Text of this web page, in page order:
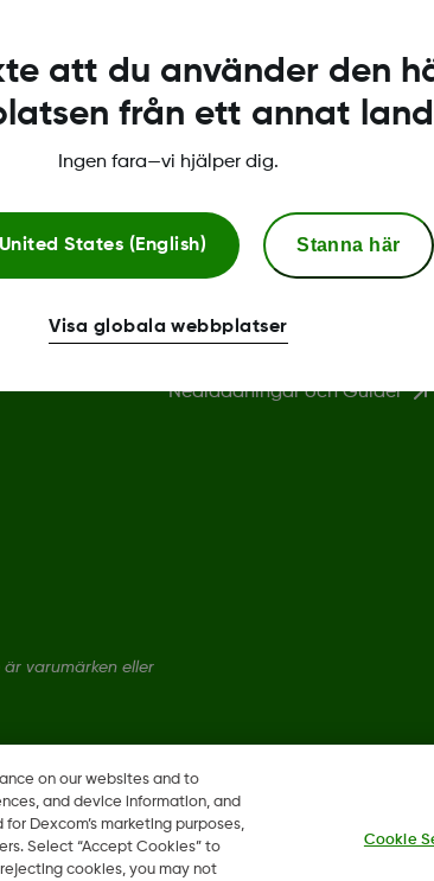
Mer information
Kompatibilitet
Nedladdningar och Guider
är varumärken eller
on our websites and to
and device information, and
Dexcom’s marketing purposes,
Select “Accept Cookies” to
cookies, you may not
Cookie
att du använder den
från ett annat
Ingen fara—vi hjälper dig.
United States (English) Stanna här
Visa globala webbplatser